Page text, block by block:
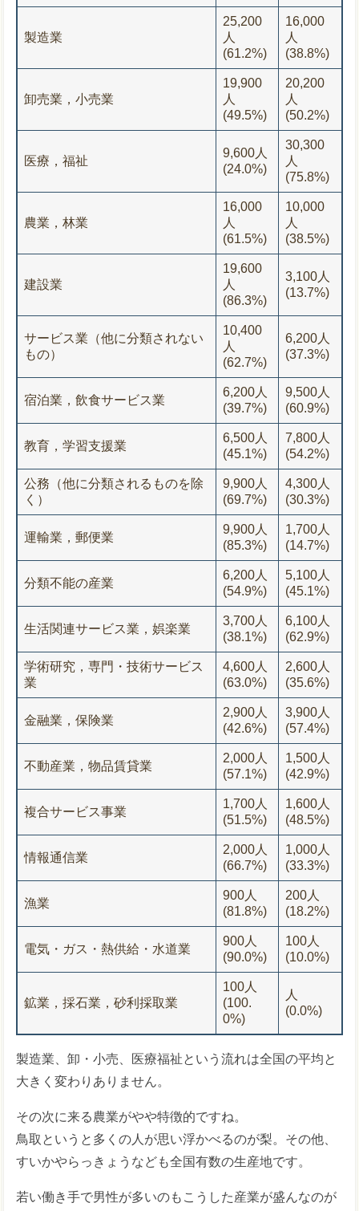
製造業
25,200
人
(61.2%)
16,000
人
(38.8%)
卸売業，小売業
19,900
人
(49.5%)
20,200
人
(50.2%)
医療，福祉
9,600人
(24.0%)
30,300
人
(75.8%)
農業，林業
16,000
人
(61.5%)
10,000
人
(38.5%)
建設業
19,600
人
(86.3%)
3,100人
(13.7%)
サービス業（他に分類されない
もの）
10,400
人
(62.7%)
6,200人
(37.3%)
宿泊業，飲食サービス業
6,200人
(39.7%)
9,500人
(60.9%)
教育，学習支援業
6,500人
(45.1%)
7,800人
(54.2%)
公務（他に分類されるものを除
く）
9,900人
(69.7%)
4,300人
(30.3%)
運輸業，郵便業
9,900人
(85.3%)
1,700人
(14.7%)
分類不能の産業
6,200人
(54.9%)
5,100人
(45.1%)
生活関連サービス業，娯楽業
3,700人
(38.1%)
6,100人
(62.9%)
学術研究，専門・技術サービス
業
4,600人
(63.0%)
2,600人
(35.6%)
金融業，保険業
2,900人
(42.6%)
3,900人
(57.4%)
不動産業，物品賃貸業
2,000人
(57.1%)
1,500人
(42.9%)
複合サービス事業
1,700人
(51.5%)
1,600人
(48.5%)
情報通信業
2,000人
(66.7%)
1,000人
(33.3%)
漁業
900人
(81.8%)
200人
(18.2%)
電気・ガス・熱供給・水道業
900人
(90.0%)
100人
(10.0%)
鉱業，採石業，砂利採取業
100人
(100.
0%)
人
(0.0%)
製造業、卸・小売、医療福祉という流れは全国の平均と
大きく変わりありません。
その次に来る農業がやや特徴的ですね。
鳥取というと多くの人が思い浮かべるのが梨。その他、
すいかやらっきょうなども全国有数の生産地です。
若い働き手で男性が多いのもこうした産業が盛んなのが